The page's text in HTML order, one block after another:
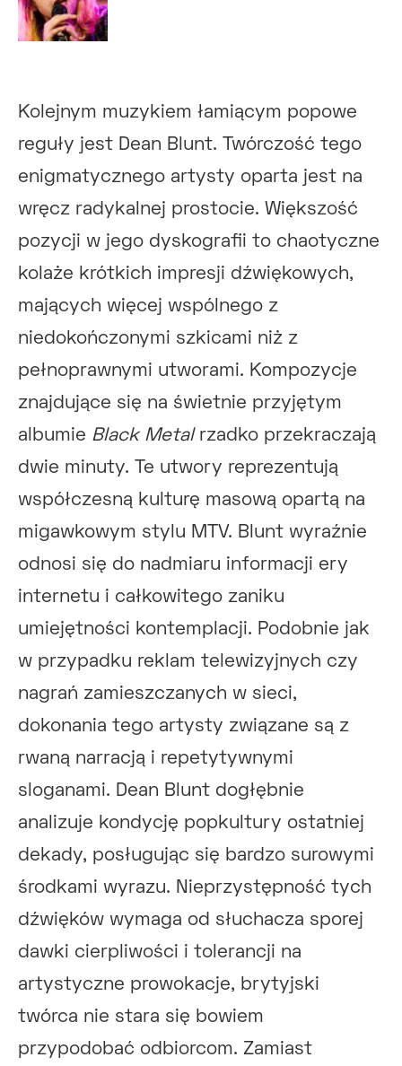
Kolejnym muzykiem łamiącym popowe
reguły jest Dean Blunt. Twórczość tego
enigmatycznego artysty oparta jest na
wręcz radykalnej prostocie. Większość
pozycji w jego dyskografii to chaotyczne
kolaże krótkich impresji dźwiękowych,
mających więcej wspólnego z
niedokończonymi szkicami niż z
pełnoprawnymi utworami. Kompozycje
znajdujące się na świetnie przyjętym
albumie Black Metalrzadko przekraczają
dwie minuty. Te utwory reprezentują
współczesną kulturę masową opartą na
migawkowym stylu MTV. Blunt wyraźnie
odnosi się do nadmiaru informacji ery
internetu i całkowitego zaniku
umiejętności kontemplacji. Podobnie jak
w przypadku reklam telewizyjnych czy
nagrań zamieszczanych w sieci,
dokonania tego artysty związane są z
rwaną narracją i repetytywnymi
sloganami. Dean Blunt dogłębnie
analizuje kondycję popkultury ostatniej
dekady, posługując się bardzo surowymi
środkami wyrazu. Nieprzystępność tych
dźwięków wymaga od słuchacza sporej
dawki cierpliwości i tolerancji na
artystyczne prowokacje, brytyjski
twórca nie stara się bowiem
przypodobać odbiorcom. Zamiast